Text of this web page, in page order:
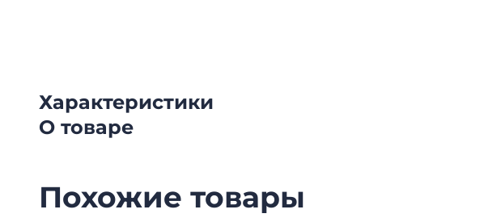
Характеристики
О товаре
Похожие товары